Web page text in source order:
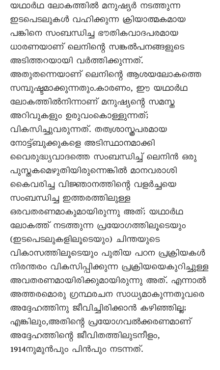
യഥാർഥ ലോകത്തിൽ മനുഷ്യർ നടത്തുന്ന
ഇടപെടലുകൾ വഹിക്കുന്ന ക്രിയാത്മകമായ
പങ്കിനെ സംബന്ധിച്ച ഭൗതികവാദപരമായ
ധാരണയാണ് ലെനിന്റെ സങ്കൽപനങ്ങളുടെ
അടിത്തറയായി വർത്തിക്കുന്നത്.
അതുതന്നെയാണ് ലെനിന്റെ ആശയലോകത്തെ
സമ്പുഷ്ടമാക്കുന്നതും.കാരണം, ഈ യഥാർഥ
ലോകത്തിൽനിന്നാണ് മനുഷ്യന്റെ സമസ്ത
അറിവുകളും ഉരുവംകൊള്ളുന്നത്;
വികസിച്ചുവരുന്നത്. തത്വശാസ്ത്രപരമായ
നോട്ട്‌ബുക്കുകളെ അടിസ്ഥാനമാക്കി
വെെരുദ്ധ്യവാദത്തെ സംബന്ധിച്ച് ലെനിൻ ഒരു
പുസ്തകമെഴുതിയിരുന്നെങ്കിൽ മാനവരാശി
കെെവരിച്ച വിജ്ഞാനത്തിന്റെ വളർച്ചയെ
സംബന്ധിച്ച ഇത്തരത്തിലുള്ള
ഒരവതരണമാകുമായിരുന്നു അത്‌; യഥാർഥ
ലോകത്ത് നടത്തുന്ന പ്രയോഗത്തിലൂടെയും
(ഇടപെടലുകളിലൂടെയും) ചിന്തയുടെ
വികാസത്തിലൂടെയും പുതിയ പഠന പ്രക്രിയകൾ
നിരന്തരം വികസിപ്പിക്കുന്ന പ്രക്രിയയെകുറിച്ചുള്ള
അവതരണമായിരിക്കുമായിരുന്നു അത്‌. എന്നാൽ
അത്തരമൊരു ഗ്രന്ഥരചന സാധ്യമാകുന്നതുവരെ
അദ്ദേഹത്തിനു ജീവിച്ചിരിക്കാൻ കഴിഞ്ഞില്ല;
എങ്കിലും,അതിന്റെ പ്രയോഗവൽക്കരണമാണ്
അദ്ദേഹത്തിന്റെ ജീവിതത്തിലുടനീളം,
1914നുമുൻപും പിൻപും നടന്നത്.